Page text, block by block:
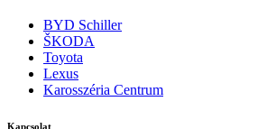
BYD Schiller
ŠKODA
Toyota
Lexus
Karosszéria Centrum
Kapcsolat